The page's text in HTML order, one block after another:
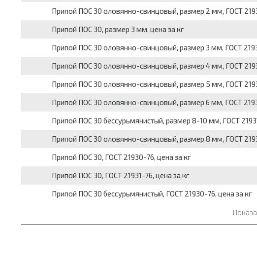
Припой ПОС 30 оловянно-свинцовый, размер 2 мм, ГОСТ
Припой ПОС 30, размер 3 мм, цена за кг
Припой ПОС 30 оловянно-свинцовый, размер 3 мм, ГОСТ
Припой ПОС 30 оловянно-свинцовый, размер 4 мм, ГОСТ
Припой ПОС 30 оловянно-свинцовый, размер 5 мм, ГОСТ
Припой ПОС 30 оловянно-свинцовый, размер 6 мм, ГОСТ
Припой ПОС 30 бессурьмянистый, размер 8-10 мм, ГОСТ
Припой ПОС 30 оловянно-свинцовый, размер 8 мм, ГОСТ
Припой ПОС 30, ГОСТ 21930-76, цена за кг
Припой ПОС 30, ГОСТ 21931-76, цена за кг
Припой ПОС 30 бессурьмянистый, ГОСТ 21930-76, цена за кг